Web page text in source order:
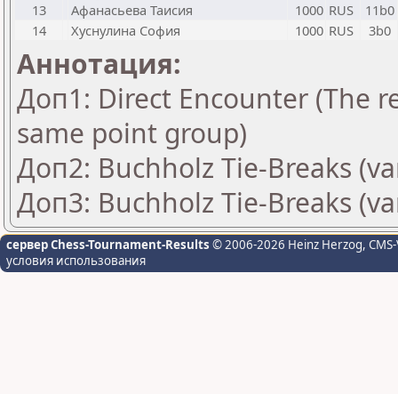
13
Афанасьева Таисия 1000 RUS
11b0
14
Хуснулина София 1000 RUS 3b0
Аннотация:
Доп1: Direct Encounter (The
same point group)
Доп2: Buchholz Tie-Breaks
Доп3: Buchholz Tie-Breaks
сервер Chess-Tournament-Results © 2006-2026 Heinz Herzog,
условия использования